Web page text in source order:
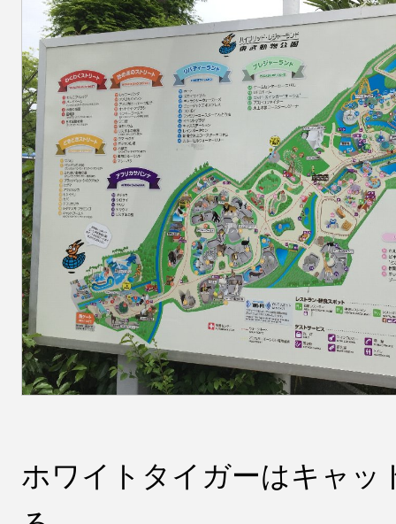
ホワイトタイガーはキャッ